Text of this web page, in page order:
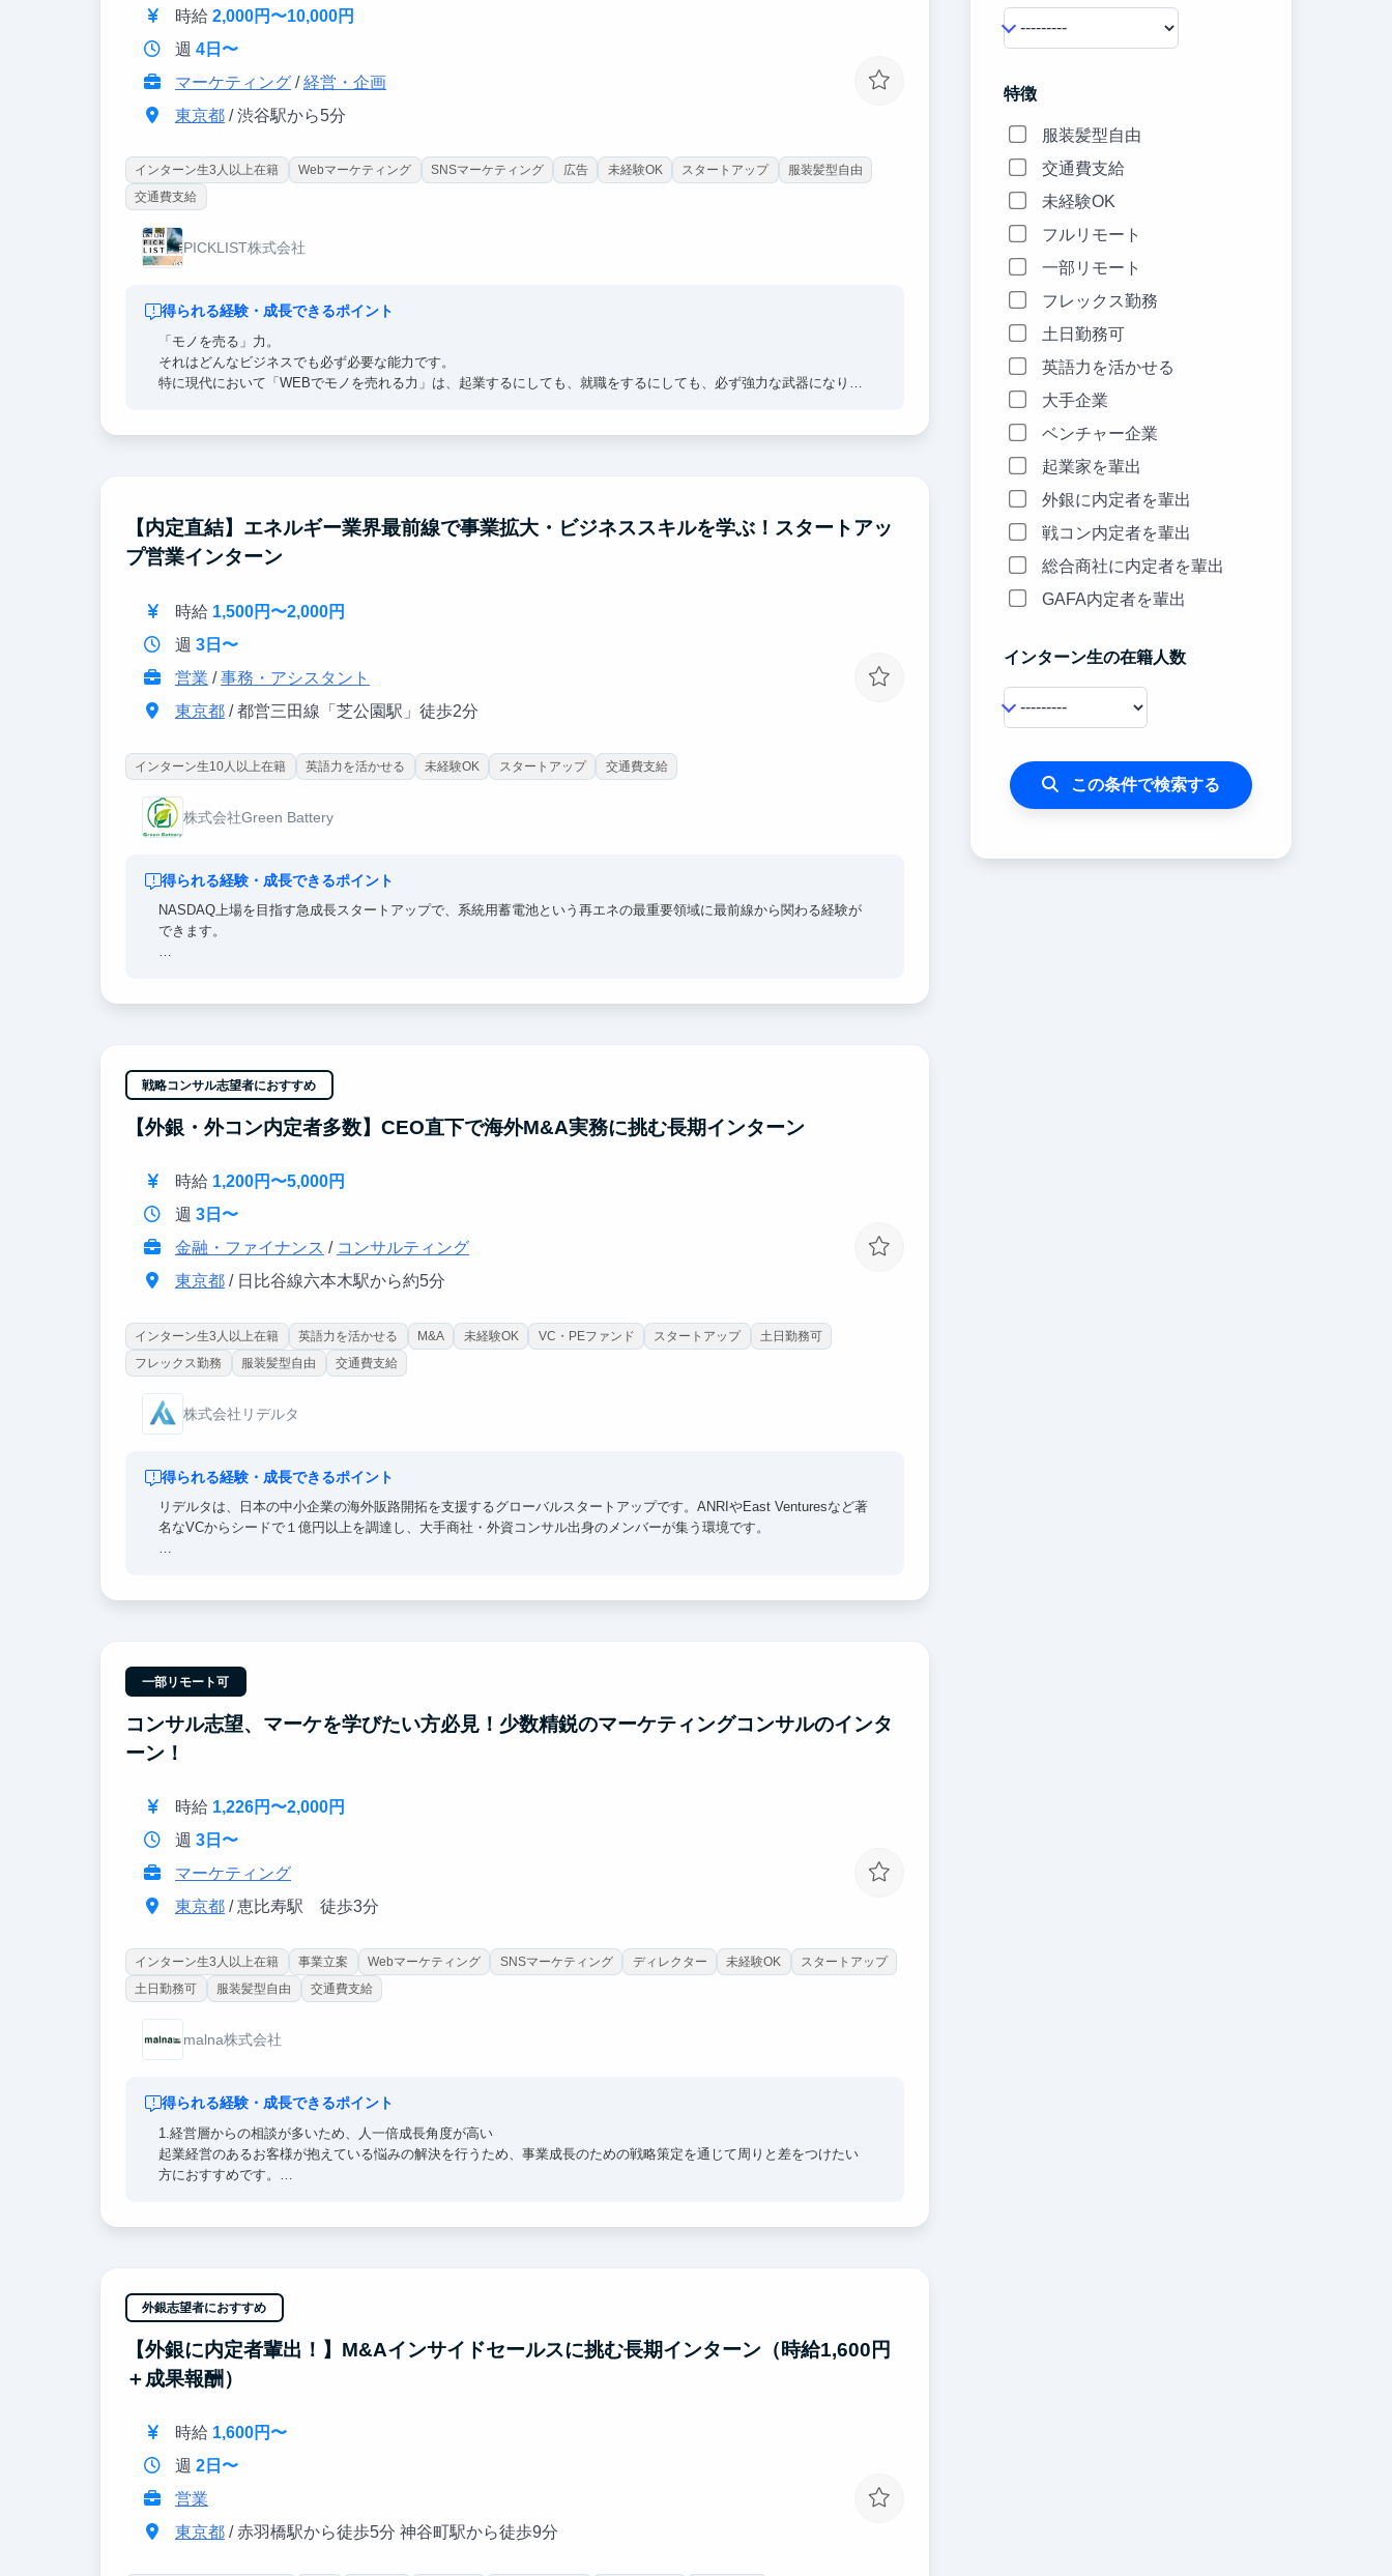
時給 2,000円〜10,000円
週 4日〜
マーケティング/経営・企画
東京都/ 渋谷駅から5分
インターン生3人以上在籍 Webマーケティング SNSマーケティング 広告 未経験OK スタートアップ
服装髪型自由
交通費支給
PICKLIST株式会社
得られる経験・成長できるポイント
「モノを売る」力。
それはどんなビジネスでも必ず必要な能力です。
特に現代において「WEBでモノを売れる力」は、起業するにしても、就職をするにしても、必ず強力な武器になりま
この２つを兼ね備えたWEBマーケターに最短で成長できることをお約束します。
【内定直結】エネルギー業界最前線で事業拡大・ビジネススキルを学ぶ！スタートアッ
プ営業インターン
時給 1,500円〜2,000円
週 3日〜
営業 /事務・アシスタント
東京都/ 都営三田線「芝公園駅」徒歩2分
インターン生10人以上在籍 英語力を活かせる 未経験OK スタートアップ 交通費支給
株式会社Green Battery
得られる経験・成長できるポイント
NASDAQ上場を目指す急成長スタートアップで、系統用蓄電池という再エネの最重要領域に最前線から関わる経験が
できます。
「自分のリサーチが数億円規模の案件に直結する」当事者性が最大の魅力です。
戦略コンサル志望者におすすめ
【外銀・外コン内定者多数】CEO直下で海外M&A実務に挑む長期インターン
時給 1,200円〜5,000円
週 3日〜
金融・ファイナンス / コンサルティング
東京都/ 日比谷線六本木駅から約5分
インターン生3人以上在籍 英語力を活かせる M&A 未経験OK VC・PEファンド スタートアップ
土日勤務可
フレックス勤務
服装髪型自由 交通費支給
株式会社リデルタ
得られる経験・成長できるポイント
リデルタは、日本の中小企業の海外販路開拓を支援するグローバルスタートアップです。ANRIやEast Venturesなど著
名なVCからシードで１億円以上を調達し、大手商社・外資コンサル出身のメンバーが集う環境です。
「成長できる」ではなく、実務で磨いたスキルがそのまま就活の武器になるインターンです。
一部リモート可
コンサル志望、マーケを学びたい方必見！少数精鋭のマーケティングコンサルのインタ
ーン！
時給 1,226円〜2,000円
週 3日〜
マーケティング
東京都/ 恵比寿駅 徒歩3分
インターン生3人以上在籍 事業立案 Webマーケティング SNSマーケティング ディレクター 未経験OK
スタートアップ
土日勤務可
服装髪型自由 交通費支給
malna株式会社
得られる経験・成長できるポイント
1.経営層からの相談が多いため、人一倍成長角度が高い
起業経営のあるお客様が抱えている悩みの解決を行うため、事業成長のための戦略策定を通じて周りと差をつけたい
方におすすめです。
3.幅広い業務の実行により社会人スキルの獲得できる
マーケティング全般から新規事業まで幅広く挑戦できるため、社会人に必要なスキルを身につけることが可能です。
外銀志望者におすすめ
【外銀に内定者輩出！】M&Aインサイドセールスに挑む長期インターン（時給1,600円
＋成果報酬）
時給 1,600円〜
週 2日〜
営業
東京都/ 赤羽橋駅から徒歩5分 神谷町駅から徒歩9分
特徴
服装髪型自由
交通費支給
未経験OK
フルリモート
一部リモート
フレックス勤務
土日勤務可
英語力を活かせる
大手企業
ベンチャー企業
起業家を輩出
外銀に内定者を輩出
戦コン内定者を輩出
総合商社に内定者を輩出
GAFA内定者を輩出
インターン生の在籍人数
この条件で検索する